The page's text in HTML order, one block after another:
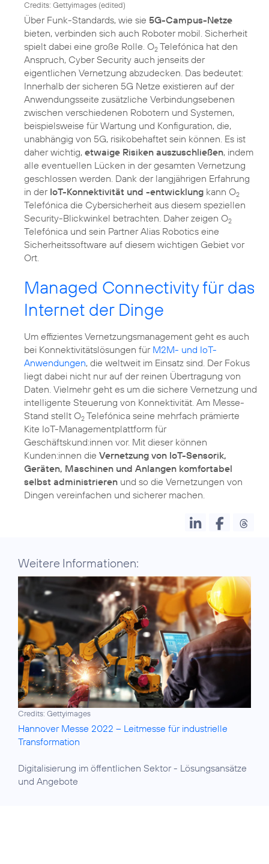
Credits: Gettyimages (edited)
Über Funk-Standards, wie sie 5G-Campus-Netze
bieten, verbinden sich auch Roboter mobil. Sicherheit
spielt dabei eine große Rolle. O2 Telefónica hat den
Anspruch, Cyber Security auch jenseits der
eigentlichen Vernetzung abzudecken. Das bedeutet:
Innerhalb der sicheren 5G Netze existieren auf der
Anwendungsseite zusätzliche Verbindungsebenen
zwischen verschiedenen Robotern und Systemen,
beispielsweise für Wartung und Konfiguration, die,
unabhängig von 5G, risikobehaftet sein können. Es ist
daher wichtig, etwaige Risiken auszuschließen, indem
alle eventuellen Lücken in der gesamten Vernetzung
geschlossen werden. Dank der langjährigen Erfahrung
in der IoT-Konnektivität und -entwicklung kann O2
Telefónica die Cybersicherheit aus diesem speziellen
Security-Blickwinkel betrachten. Daher zeigen O2
Telefónica und sein Partner Alias Robotics eine
Sicherheitssoftware auf diesem wichtigen Gebiet vor
Ort.
Managed Connectivity für das
Internet der Dinge
Um effizientes Vernetzungsmanagement geht es auch
bei Konnektivitätslösungen für M2M- und IoT-
Anwendungen, die weltweit im Einsatz sind. Der Fokus
liegt dabei nicht nur auf der reinen Übertragung von
Daten. Vielmehr geht es um die sichere Vernetzung und
intelligente Steuerung von Konnektivität. Am Messe-
Stand stellt O2 Telefónica seine mehrfach prämierte
Kite IoT-Managementplattform für
Geschäftskund:innen vor. Mit dieser können
Kunden:innen die Vernetzung von IoT-Sensorik,
Geräten, Maschinen und Anlangen komfortabel
selbst administrieren und so die Vernetzungen von
Dingen vereinfachen und sicherer machen.
Weitere Informationen:
Credits: Gettyimages
Hannover Messe 2022 – Leitmesse für industrielle
Transformation
Digitalisierung im öffentlichen Sektor- Lösungsansätze
und Angebote